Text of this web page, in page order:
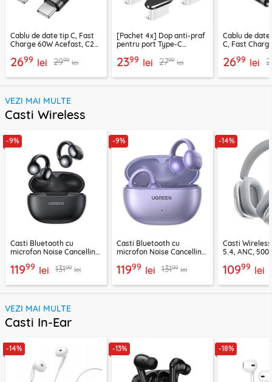
Cablu de date tip C, Fast
Charge 60W Acefast, C22-
2699 lei 2999 lei
[Pachet 4x] Dop anti-praf
pentru port Type-C
2399 lei 2799 lei
Cablu de date
C, Fast
2699 lei
VEZI MAI MULTE
Casti Wireless
-9%
Casti Bluetooth cu
microfon Noise Cancelling
11999 lei 13199 lei
-9%
Casti Bluetooth cu
microfon Noise Cancelling
11999 lei 13199 lei
-14%
Casti
5.4, ANC,
10999 lei
VEZI MAI MULTE
Casti In-Ear
-14% -13% -18%